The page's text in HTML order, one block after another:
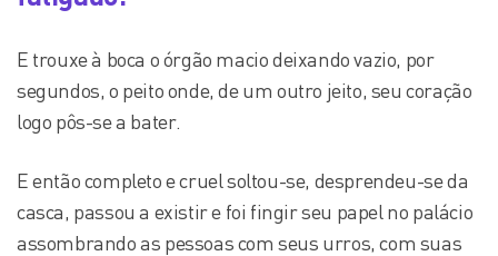
E trouxe à boca o órgão macio deixando vazio, por
segundos, o peito onde, de um outro jeito, seu coração
logo pôs-se a bater.
E então completo e cruel soltou-se, desprendeu-se da
casca, passou a existir e foi fingir seu papel no palácio
assombrando as pessoas com seus urros, com suas